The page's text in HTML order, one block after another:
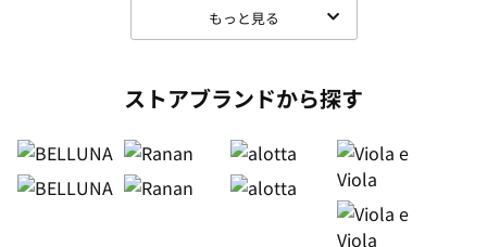
もっと見る
ストアブランドから探す